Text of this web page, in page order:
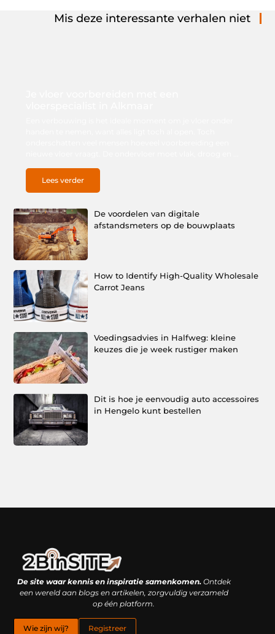
Mis deze interessante verhalen niet
Lees verder
De voordelen van digitale
afstandsmeters op de bouwplaats
How to Identify High-Quality Wholesale
Carrot Jeans
Voedingsadvies in Halfweg: kleine
keuzes die je week rustiger maken
Dit is hoe je eenvoudig auto accessoires
in Hengelo kunt bestellen
De site waar kennis en inspiratie samenkomen.Ontdek
een wereld aan blogs en artikelen, zorgvuldig verzameld
op één platform.
Wie zijn wij? Registreer